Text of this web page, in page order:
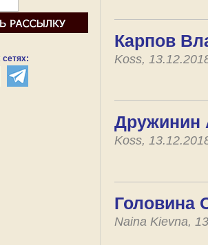
Карпов
Koss,
Дружинин
Koss,
Головина
Naina Kievna,